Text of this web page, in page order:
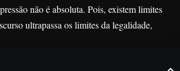
não é absoluta. Pois, existem limites
ultrapassa os limites da legalidade,